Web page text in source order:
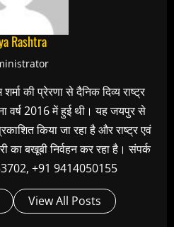
Rashtra
की प्रेरणा से दैनिक दिव्य राष्ट्र
वर्ष 2016 में हुई थी। यह जयपुर से
किया जा रहा है और राष्ट्र एवं
का बखूबी निर्वहन कर रहा है। संपर्क
+91 9414050155
View All Posts